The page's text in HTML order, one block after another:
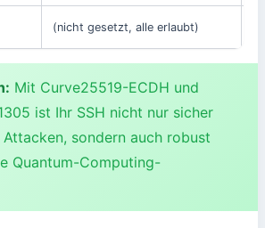
(nicht gesetzt, alle erlaubt)
Mit Curve25519-ECDH und
ist Ihr SSH nicht nur sicher
sondern auch robust
Quantum-Computing-